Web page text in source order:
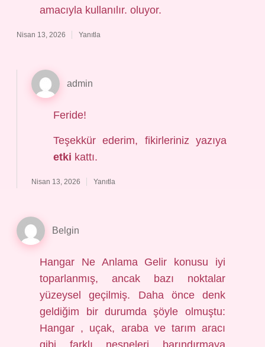
amacıyla kullanılır. oluyor.
Nisan 13, 2026 Yanıtla
admin
Feride!
Teşekkür ederim, fikirleriniz yazıya
etki kattı.
Nisan 13, 2026 Yanıtla
Belgin
Hangar Ne Anlama Gelir konusu iyi
toparlanmış, ancak bazı noktalar
yüzeysel geçilmiş. Daha önce denk
geldiğim bir durumda şöyle olmuştu:
Hangar , uçak, araba ve tarım aracı
gibi farklı nesneleri barındırmaya